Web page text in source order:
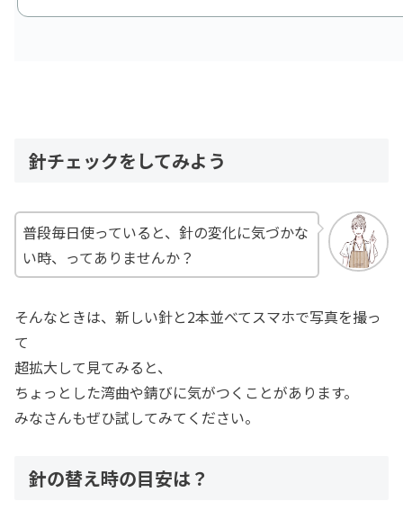
針チェックをしてみよう
普段毎日使っていると、針の変化に気づかな
い時、ってありませんか？
そんなときは、新しい針と2本並べてスマホで写真を撮っ
て
超拡大して見てみると、
ちょっとした湾曲や錆びに気がつくことがあります。
みなさんもぜひ試してみてください。
針の替え時の目安は？